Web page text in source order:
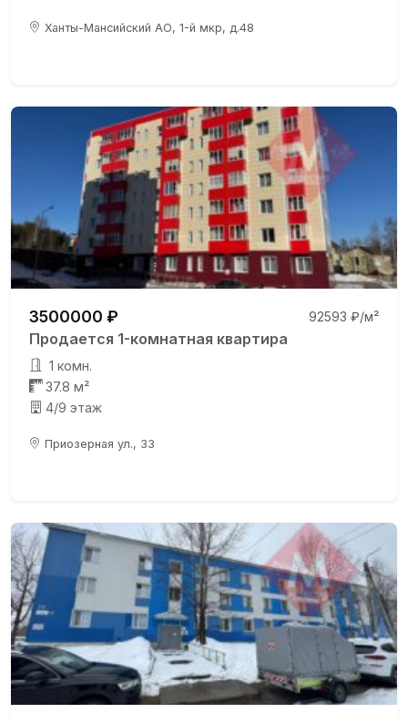
Ханты-Мансийский АО, 1-й мкр, д.48
3500000 ₽ 92593 ₽/м²
Продается 1-комнатная квартира
1 комн.
37.8 м²
4/9 этаж
Приозерная ул., 33